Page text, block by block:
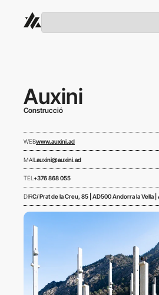
Auxini
Construcció
WEBwww.auxini.ad
MAIL auxini@auxini.ad
TEL +376 868 055
DIRC/ Prat de la Creu, 85 | AD500 Andorra la Vella